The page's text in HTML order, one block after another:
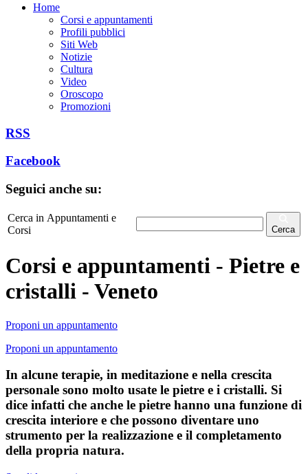
Home
Corsi e appuntamenti
Profili pubblici
Siti Web
Notizie
Cultura
Video
Oroscopo
Promozioni
RSS
Facebook
Seguici anche su:
Cerca in Appuntamenti e
Corsi
Cerca
Corsi e appuntamenti - Pietre e
cristalli - Veneto
Proponi un appuntamento
Proponi un appuntamento
In alcune terapie, in meditazione e nella crescita
personale sono molto usate le pietre e i cristalli. Si
dice infatti che anche le pietre hanno una funzione di
crescita interiore e che possono diventare uno
strumento per la realizzazione e il completamento
della propria natura.